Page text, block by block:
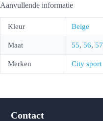
Aanvullende informatie
Kleur Beige
Maat 55, 56, 57
Merken City sport
Contact